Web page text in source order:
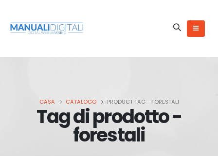
CASA CATALOGO PRODUCT TAG - FORESTALI
Tag di prodotto -
forestali